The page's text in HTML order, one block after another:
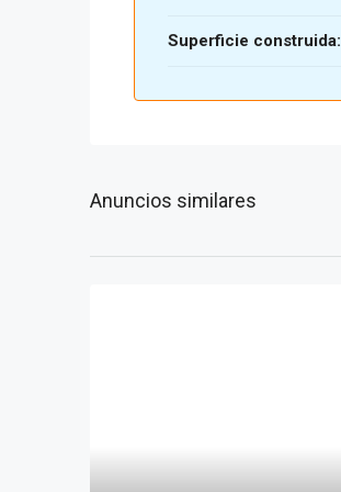
Superficie construida:
Anuncios similares